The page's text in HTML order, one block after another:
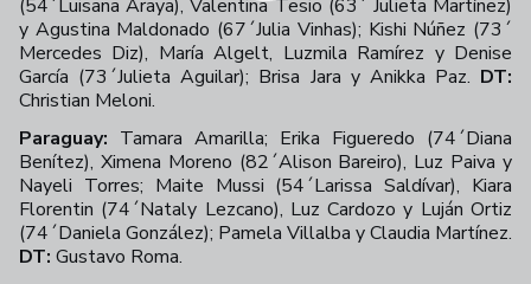
(54´Luisana Araya), Valentina Tesio (63´ Julieta Martínez)
y Agustina Maldonado (67´Julia Vinhas); Kishi Núñez (73´
Mercedes Diz), María Algelt, Luzmila Ramírez y Denise
García (73´Julieta Aguilar); Brisa Jara y Anikka Paz. DT:
Christian Meloni.
Paraguay: Tamara Amarilla; Erika Figueredo (74´Diana
Benítez), Ximena Moreno (82´Alison Bareiro), Luz Paiva y
Nayeli Torres; Maite Mussi (54´Larissa Saldívar), Kiara
Florentin (74´Nataly Lezcano), Luz Cardozo y Luján Ortiz
(74´Daniela González); Pamela Villalba y Claudia Martínez.
DT: Gustavo Roma.